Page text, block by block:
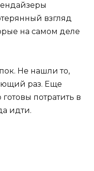
взгляд
на самом деле
Не нашли то,
раз. Еще
потратить в
идти.